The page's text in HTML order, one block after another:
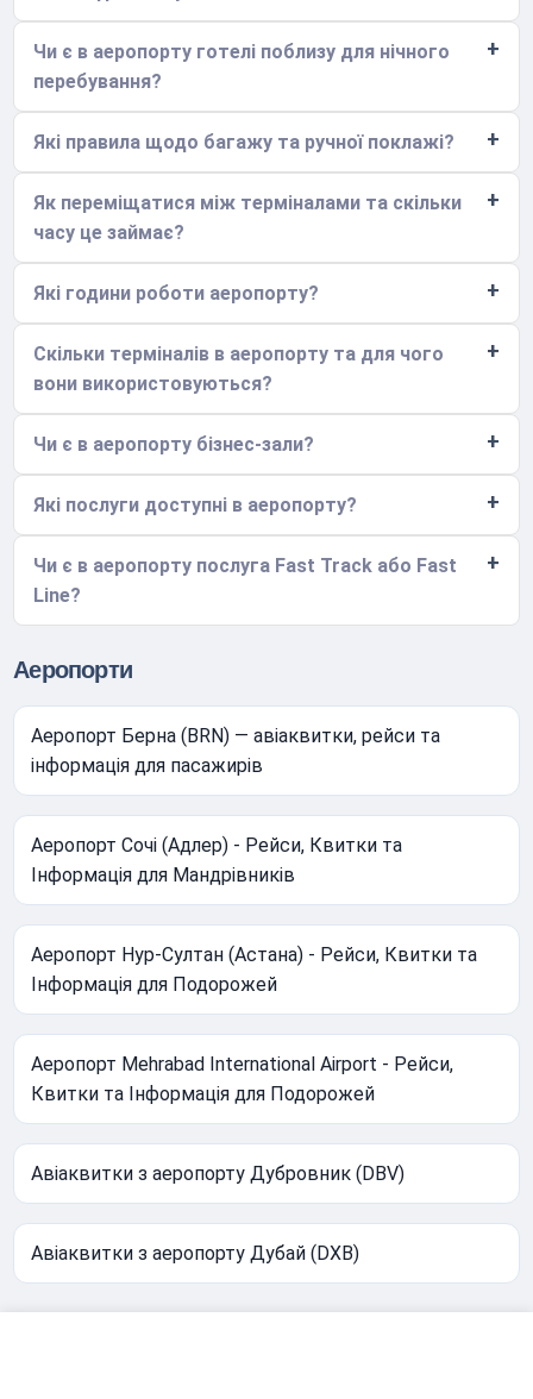
Чи є в аеропорту готелі поблизу для нічного
перебування?
Які правила щодо багажу та ручної поклажі?
Як переміщатися між терміналами та скільки
часу це займає?
Які години роботи аеропорту?
Скільки терміналів в аеропорту та для чого
вони використовуються?
Чи є в аеропорту бізнес-зали?
Які послуги доступні в аеропорту?
Чи є в аеропорту послуга Fast Track або Fast
Line?
Аеропорти
Аеропорт Берна (BRN) — авіаквитки, рейси та
інформація для пасажирів
Аеропорт Сочі (Адлер) - Рейси, Квитки та
Інформація для Мандрівників
Аеропорт Нур-Султан (Астана) - Рейси, Квитки та
Інформація для Подорожей
Аеропорт Mehrabad International Airport - Рейси,
Квитки та Інформація для Подорожей
Авіаквитки з аеропорту Дубровник (DBV)
Авіаквитки з аеропорту Дубай (DXB)